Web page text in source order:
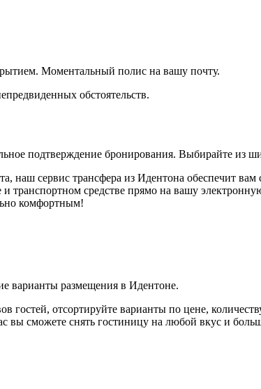
Моментальный полис на вашу почту.
обстоятельств.
подтверждение бронирования. Выбирайте из
наш сервис трансфера из Идентона обеспечит
средстве прямо на вашу
комфортным!
варианты размещения в Идентоне.
гостей, отсортируйте варианты по цене,
сможете снять гостиницу на любой вкус и